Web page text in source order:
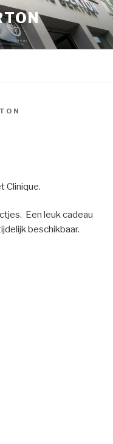
Clinique.
Een leuk cadeau
beschikbaar.